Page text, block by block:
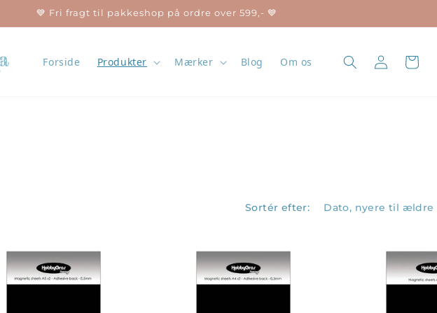
💙 Fri fragt til pakkeshop på ordre over 599,- 💙
Forside Produkter Mærker Blog Om os
Log
ind
Indkøbskurv
Sortér efter: